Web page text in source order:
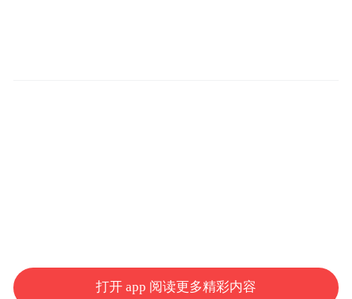
起特大职务侵占案件。
打开 app 阅读更多精彩内容